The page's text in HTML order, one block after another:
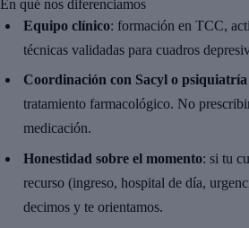
En qué nos diferenciamos
Equipo clínico: formación en TCC,
técnicas validadas para cuadros
Coordinación con Sacyl o
tratamiento farmacológico. No
medicación.
Honestidad sobre el momento: si tu
recurso (ingreso, hospital de día,
decimos y te orientamos.